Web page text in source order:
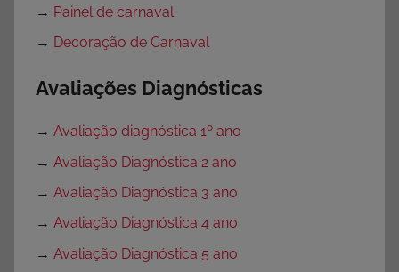
→ Painel de carnaval
→ Decoração de Carnaval
Avaliações Diagnósticas
→ Avaliação diagnóstica 1º ano
→ Avaliação Diagnóstica 2 ano
→ Avaliação Diagnóstica 3 ano
→ Avaliação Diagnóstica 4 ano
→ Avaliação Diagnóstica 5 ano